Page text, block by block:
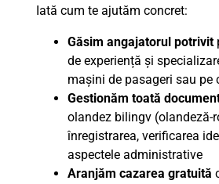
Iată cum te ajutăm concret:
Găsim angajatorul potrivit
de experiență și
mașini de pasageri sau pe
Gestionăm toată
olandez bilingv (olandeză-
înregistrarea, verificarea
aspectele administrative
Aranjăm cazarea gratuită